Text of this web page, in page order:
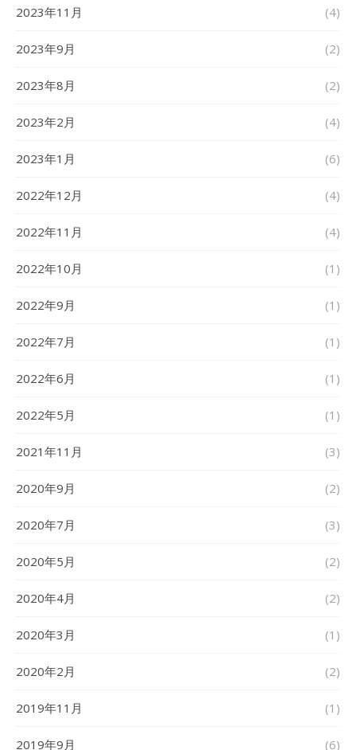
2023年11月 (4)
2023年9月 (2)
2023年8月 (2)
2023年2月 (4)
2023年1月 (6)
2022年12月 (4)
2022年11月 (4)
2022年10月 (1)
2022年9月 (1)
2022年7月 (1)
2022年6月 (1)
2022年5月 (1)
2021年11月 (3)
2020年9月 (2)
2020年7月 (3)
2020年5月 (2)
2020年4月 (2)
2020年3月 (1)
2020年2月 (2)
2019年11月 (1)
2019年9月 (6)